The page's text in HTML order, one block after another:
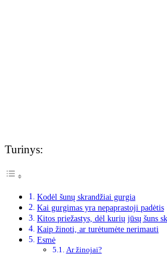
Turinys:
Kodėl šunų skrandžiai gurgia
Kai gurgimas yra nepaprastoji padėtis
Kitos priežastys, dėl kurių jūsų šuns
Kaip žinoti, ar turėtumėte nerimauti
Esmė
Ar žinojai?